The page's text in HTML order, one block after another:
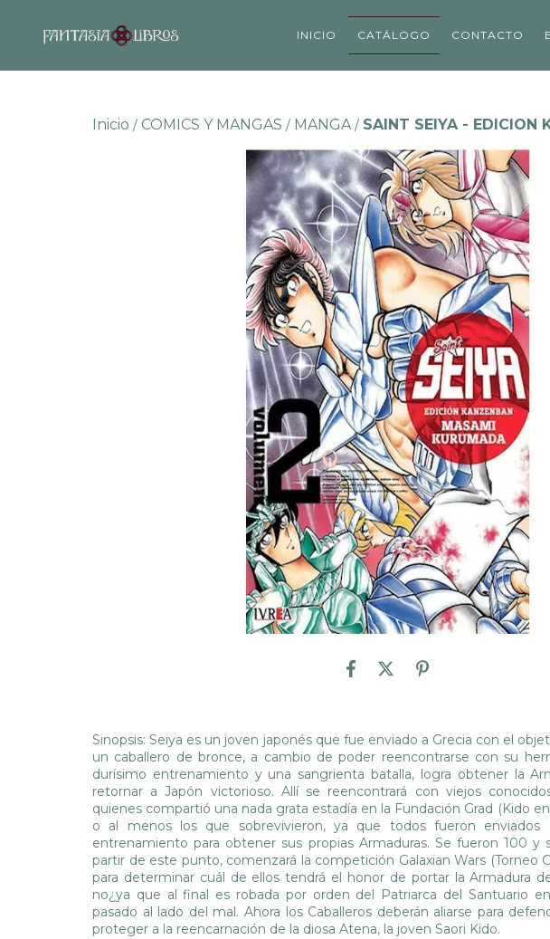
INICIO CATÁLOGO CONTACTO
Inicio / COMICS Y MANGAS / MANGA / SAINT SEIYA - EDICION
Sinopsis: Seiya es un joven japonés que fue enviado a Grecia con el
un caballero de bronce, a cambio de poder reencontrarse con su
durísimo entrenamiento y una sangrienta batalla, logra obtener la
retornar a Japón victorioso. Allí se reencontrará con viejos
quienes compartió una nada grata estadía en la Fundación Grad (Kido
o al menos los que sobrevivieron, ya que todos fueron enviados
entrenamiento para obtener sus propias Armaduras. Se fueron 100 y
partir de este punto, comenzará la competición Galaxian Wars (Torneo
para determinar cuál de ellos tendrá el honor de portar la Armadura
no¿ya que al final es robada por orden del Patriarca del Santuario
pasado al lado del mal. Ahora los Caballeros deberán aliarse para
proteger a la reencarnación de la diosa Atena, la joven Saori Kido.